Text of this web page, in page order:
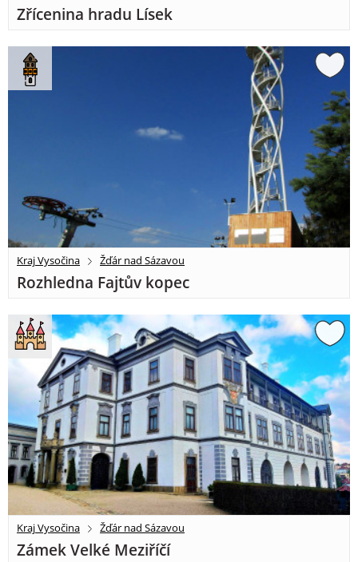
Zřícenina hradu Lísek
Kraj Vysočina Žďár nad Sázavou
Rozhledna Fajtův kopec
Kraj Vysočina Žďár nad Sázavou
Zámek Velké Meziříčí